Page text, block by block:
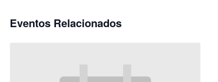
Eventos Relacionados